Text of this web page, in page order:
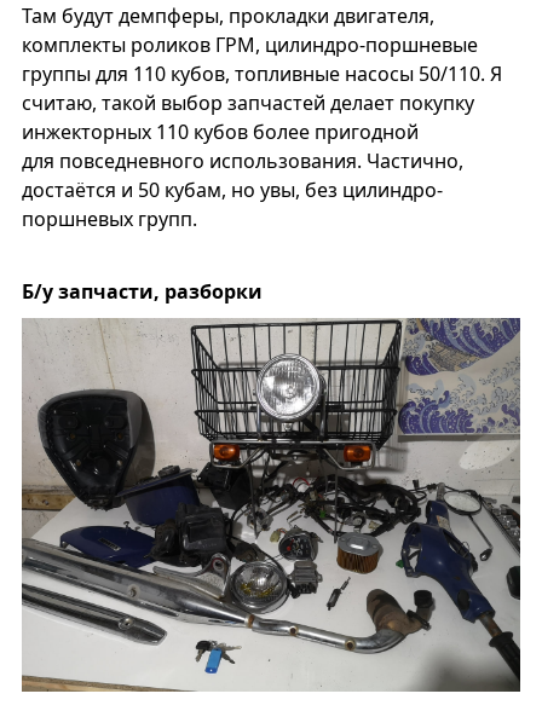
Там будут демпферы, прокладки двигателя,
комплекты роликов ГРМ, цилиндро-поршневые
группы для 110 кубов, топливные насосы 50/110. Я
считаю, такой выбор запчастей делает покупку
инжекторных 110 кубов более пригодной
для повседневного использования. Частично,
достаётся и 50 кубам, но увы, без цилиндро-
поршневых групп.
Б/у запчасти, разборки